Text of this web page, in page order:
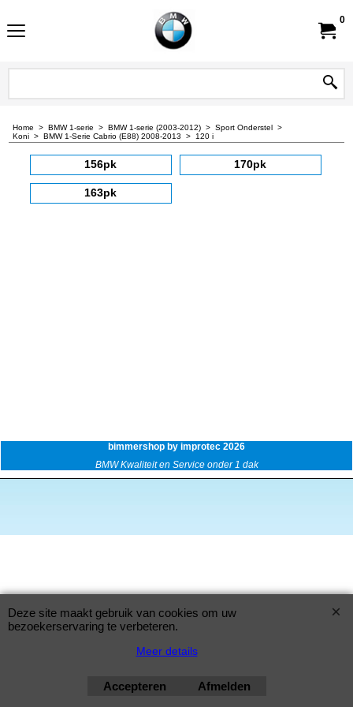
0
Home > BMW 1-serie > BMW 1-serie (2003-2012) > Sport Onderstel >
Koni > BMW 1-Serie Cabrio (E88) 2008-2013 > 120 i
156pk 170pk
163pk
bimmershop by improtec 2026
BMW Kwaliteit en Service onder 1 dak
Deze site maakt gebruik van cookies om uw
bezoekerservaring te verbeteren.
Meer details
Accepteren Afmelden